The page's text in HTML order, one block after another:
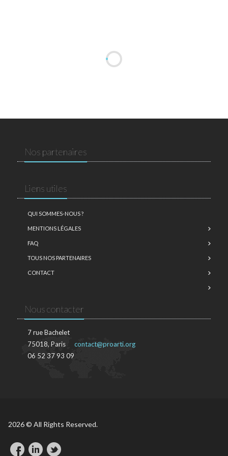
Nos partenaires
Liens utiles
QUI SOMMES-NOUS ?
MENTIONS LÉGALES
FAQ
TOUS NOS PARTENAIRES
CONTACT
Nous contacter
7 rue Bachelet
75018, Paris
06 52 37 93 09
contact@proarti.org
2026 © All Rights Reserved.